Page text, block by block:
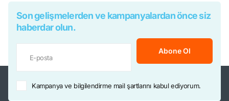
Son gelişmelerden ve kampanyalardan önce siz
haberdar olun.
Abone Ol
Kampanya ve bilgilendirme mail şartlarını kabul ediyorum.